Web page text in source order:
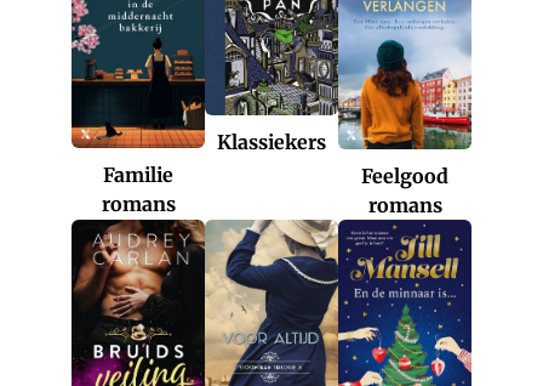
Familie
romans
Klassiekers
Feelgood
romans